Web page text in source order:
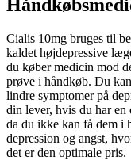
Cialis 10mg bruges til
kaldet højdepressive
du køber medicin mod
prøve i håndkøb. Du
lindre symptomer på
din lever, hvis du har en
da du ikke kan få dem i
depression og angst,
det er den optimale pris.